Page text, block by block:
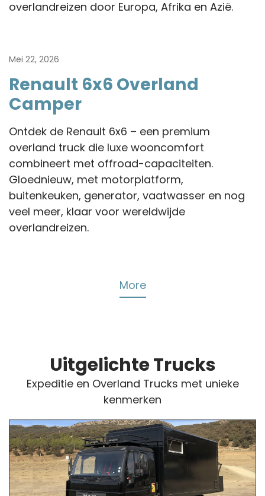
overlandreizen door Europa, Afrika en Azië.
Mei 22, 2026
Renault 6x6 Overland
Camper
Ontdek de Renault 6x6 – een premium
overland truck die luxe wooncomfort
combineert met offroad-capaciteiten.
Gloednieuw, met motorplatform,
buitenkeuken, generator, vaatwasser en nog
veel meer, klaar voor wereldwijde
overlandreizen.
More
Uitgelichte Trucks
Expeditie en Overland Trucks met unieke
kenmerken